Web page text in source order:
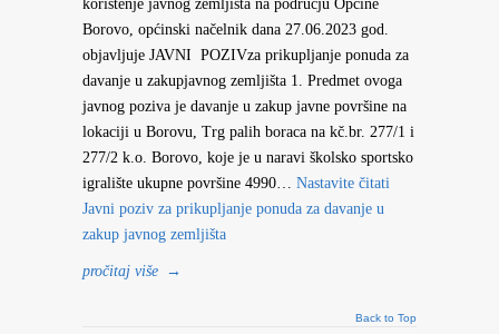
korištenje javnog zemljišta na području Općine
Borovo, općinski načelnik dana 27.06.2023 god.
objavljuje JAVNI POZIVza prikupljanje ponuda za
davanje u zakupjavnog zemljišta 1. Predmet ovoga
javnog poziva je davanje u zakup javne površine na
lokaciji u Borovu, Trg palih boraca na kč.br. 277/1 i
277/2 k.o. Borovo, koje je u naravi školsko sportsko
igralište ukupne površine 4990… Nastavite čitati
Javni poziv za prikupljanje ponuda za davanje u
zakup javnog zemljišta
pročitaj više →
Back to Top